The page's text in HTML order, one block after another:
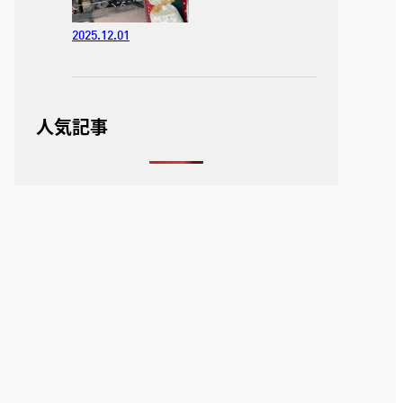
2025.12.01
人気記事